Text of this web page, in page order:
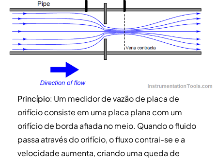
Princípio: Um medidor de vazão de placa de
orifício consiste em uma placa plana com um
orifício de borda afiada no meio. Quando o fluido
passa através do orifício, o fluxo contrai-se e a
velocidade aumenta, criando uma queda de